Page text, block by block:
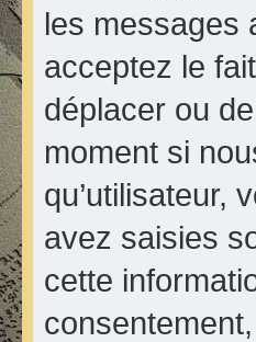
les messages
acceptez le
déplacer ou
moment si
qu’utilisateur,
avez saisies
cette